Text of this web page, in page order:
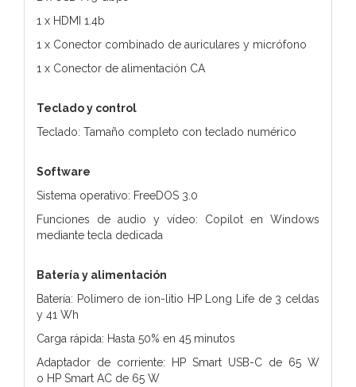
1 x HDMI 1.4b
1 x Conector combinado de auriculares y micrófono
1 x Conector de alimentación CA
Teclado y control
Teclado: Tamaño completo con teclado numérico
Software
Sistema operativo: FreeDOS 3.0
Funciones de audio y vídeo: Copilot en Windows
mediante tecla dedicada
Batería y alimentación
Batería: Polímero de ion-litio HP Long Life de 3 celdas
y 41 Wh
Carga rápida: Hasta 50% en 45 minutos
Adaptador de corriente: HP Smart USB-C de 65 W
o HP Smart AC de 65 W